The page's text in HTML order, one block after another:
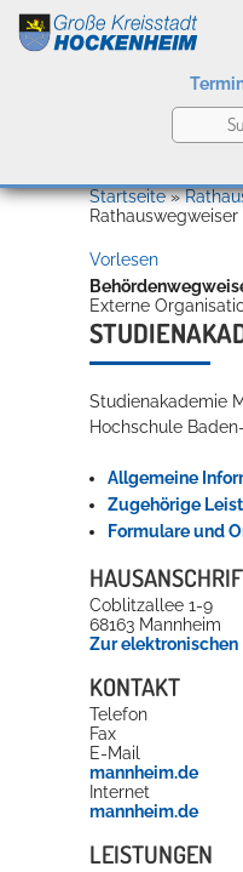
Kultur
Bildung
Wirtschaft
Rathaus
Service
Konzerte, Tagungen und vieles mehr
Die Stadthalle Hockenheim
mehr dazu...
Startseite»
Rathauswegweiser
Vorlesen
Externe
Studienakademie
Hochschule
Allgemeine
Zugehörige
Formulare und
Coblitzallee 1-9
68163 Mannheim
Zur
KONTAKT
Telefon
Fax
E-Mail
mannheim.de
Internet
mannheim.de
LEISTUNGEN